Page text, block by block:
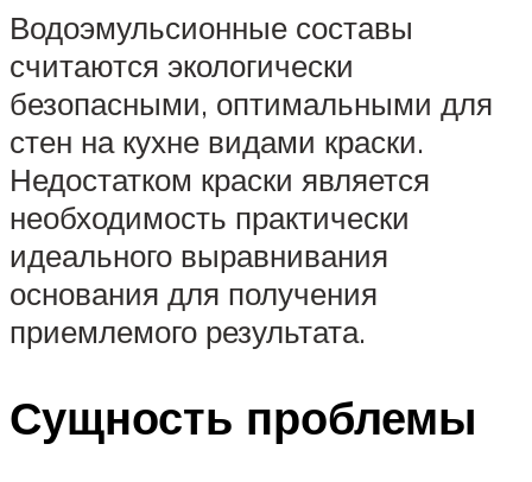
Водоэмульсионные составы
считаются экологически
безопасными, оптимальными для
стен на кухне видами краски.
Недостатком краски является
необходимость практически
идеального выравнивания
основания для получения
приемлемого результата.
Сущность проблемы